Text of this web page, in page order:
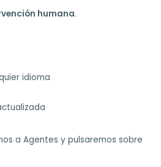
humana.
idioma
a Agentes y pulsaremos sobre